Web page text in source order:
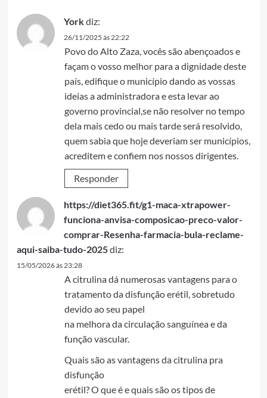
Yorkdiz:
26/11/2025 às 22:22
Povo do Alto Zaza, vocês são abençoados e
façam o vosso melhor para a dignidade deste
país, edifique o município dando as vossas
ideias a administradora e esta levar ao
governo provincial,se não resolver no tempo
dela mais cedo ou mais tarde será resolvido,
quem sabia que hoje deveriam ser municípios,
acreditem e confiem nos nossos dirigentes.
Responder
https://diet365.fit/g1-maca-xtrapower-
funciona-anvisa-composicao-preco-valor-
comprar-Resenha-farmacia-bula-reclame-
aqui-saiba-tudo-2025diz:
15/05/2026 às 23:28
A citrulina dá numerosas vantagens para o
tratamento da disfunção erétil, sobretudo
devido ao seu papel
na melhora da circulação sanguínea e da
função vascular.
Quais são as vantagens da citrulina pra
disfunção
erétil? O que é e quais são os tipos de